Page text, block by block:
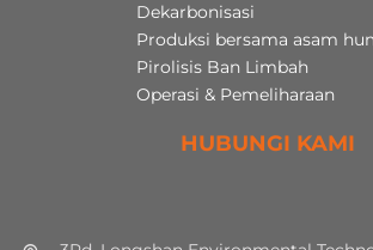
Dekarbonisasi
Produksi bersama asam
Pirolisis Ban Limbah
Operasi & Pemeliharaan
HUBUNGI KAMI